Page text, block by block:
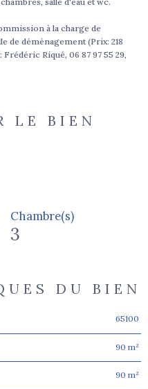
à la charge de
de déménagement (Prix: 218
Riqué, 06 87 97 55 29,
LE BIEN
Chambre(s)
3
DU BIEN
65100
90 m²
90 m²